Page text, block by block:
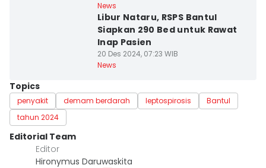
News
Libur Nataru, RSPS Bantul
Siapkan 290 Bed untuk Rawat
Inap Pasien
20 Des 2024, 07:23 WIB
News
Topics
penyakit demam berdarah leptospirosis
Bantul
tahun 2024
Editorial Team
Editor
Hironymus Daruwaskita